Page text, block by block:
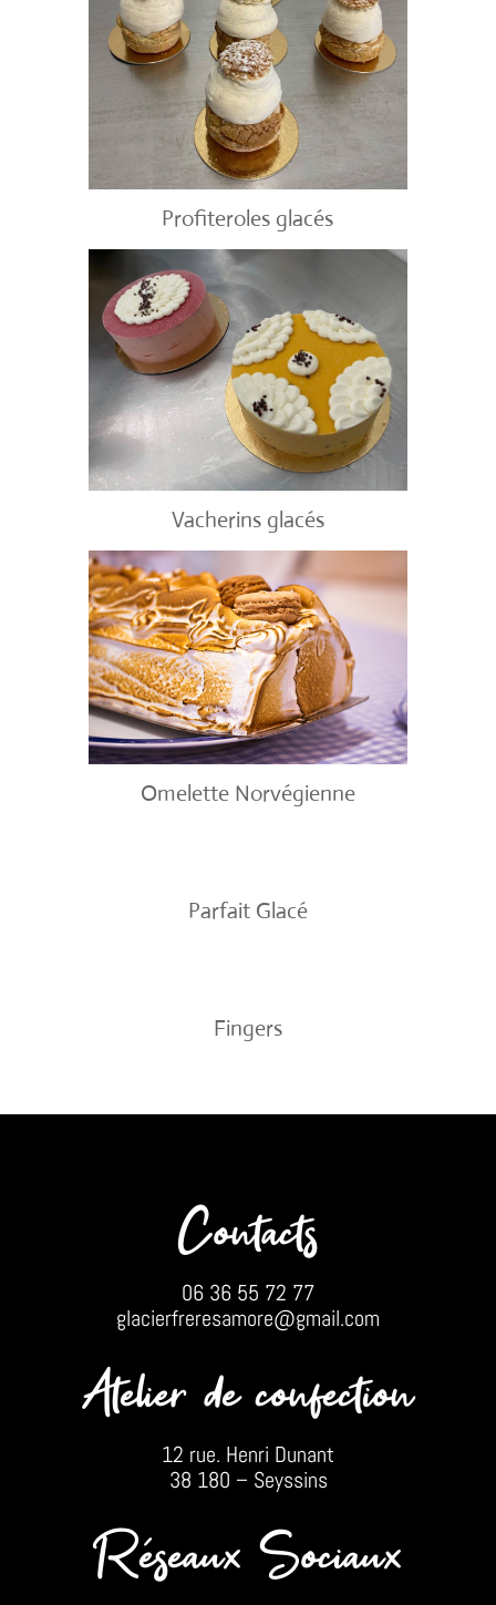
Profiteroles glacés
Vacherins glacés
Omelette Norvégienne
Parfait Glacé
Fingers
Contacts
06 36 55 72 77
glacierfreresamore@gmail.com
Atelier de confection
12 rue. Henri Dunant
38 180 – Seyssins
Réseaux Sociaux